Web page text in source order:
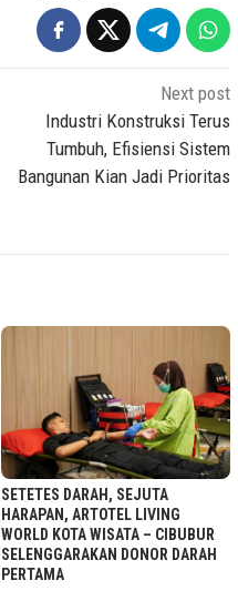
Next post
Industri Konstruksi Terus
Tumbuh, Efisiensi Sistem
Bangunan Kian Jadi Prioritas
SETETES DARAH, SEJUTA
HARAPAN, ARTOTEL LIVING
WORLD KOTA WISATA – CIBUBUR
SELENGGARAKAN DONOR DARAH
PERTAMA